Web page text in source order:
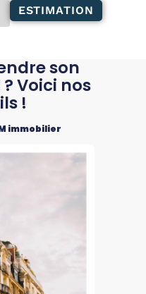
ESTIMATION
son
Voici nos
!
immobilier